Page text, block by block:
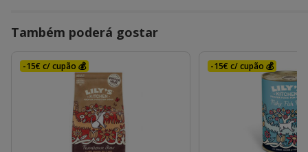
Também poderá gostar
-15€ c/ cupão 💰 -15€ c/ cupão 💰